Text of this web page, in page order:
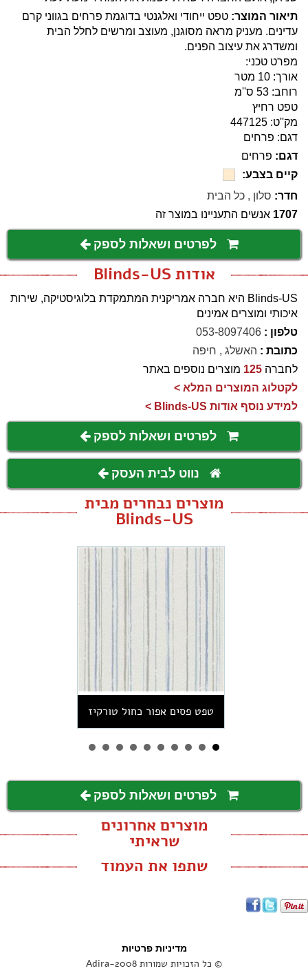
תיאור המוצר: טפט ייחודי ואלגנטי בדוגמת פרחים בגווני קרם
עדינים. מעניק מראה מסוגנן, מעוצב ומרשים לחלל הבית
ומשדרג את עיצוב הפנים.
מפרט טכני:
אורך: 10 מטר
רוחב: 53 ס''מ
טפט רחיץ
מק''ט: 447125
דגם: פרחים
דגם: פרחים
קיים בצבע:
חדר: סלון , כל הבית
1707 אנשים התעניינו במוצר זה
לפרטים ושאלות לספק
אודות Blinds-US
Blinds-US היא חברה אמריקנית המתמקדת בלוגיסטיקה, שירות
איכותי ומוצרים אמינים
טלפון : 053-8097406
כתובת : האשלג , חיפה
לחברה 125 מוצרים נוספים באתר
לקטלוג המוצרים המלא >
למידע נוסף אודות Blinds-US >
לפרטים ושאלות לספק
נווט לבית העסק
מוצרים נבחרים מבית
Blinds-US
טפט פסים אפור כחול טורקיז
לפרטים ושאלות לספק
מוצרים אחרונים
שראיתי
שתפו את העמוד
מדיניות פרטיות
© כל הזכויות שמורות Adira-2008